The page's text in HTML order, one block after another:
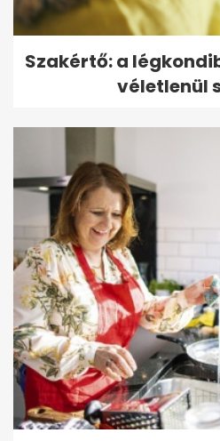
Szakértő: a
véletlenül